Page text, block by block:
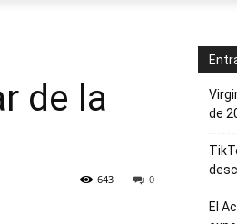
de la
0
643
de
El